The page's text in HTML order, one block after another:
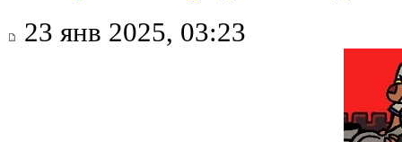
23 янв 2025, 03:23